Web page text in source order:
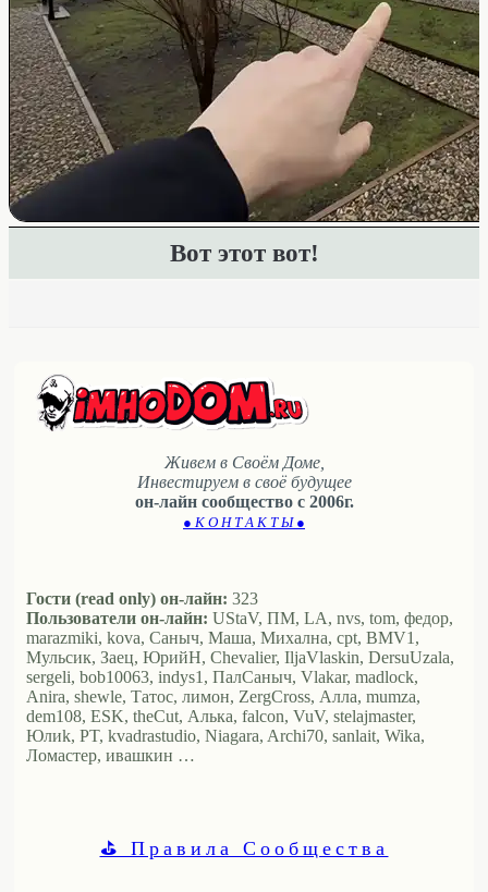
Вот этот вот!
Живем в Своём Доме,
Инвестируем в своё будущее
он-лайн сообщество с 2006г.
● К О Н Т А К Т Ы ●
Гости (read only) он-лайн: 323
Пользователи он-лайн: UStaV, ПМ, LA, nvs, tom, федор,
marazmiki, kova, Саныч, Маша, Михална, cpt, BMV1,
Мульсик, Заец, ЮрийН, Chevalier, IljaVlaskin, DersuUzala,
sergeli, bob10063, indys1, ПалСаныч, Vlakar, madlock,
Anira, shewle, Татос, лимон, ZergCross, Алла, mumza,
dem108, ESK, theCut, Алька, falcon, VuV, stelajmaster,
Юлиk, PT, kvadrastudio, Niagara, Archi70, sanlait, Wika,
Ломастер, ивашкин …
⛳ Правила Сообщества